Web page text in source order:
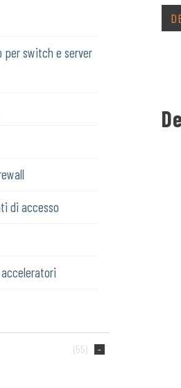
per switch e server
di accesso
(55)